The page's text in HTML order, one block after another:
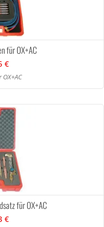
für OX+AC
€
für OX+AC
€